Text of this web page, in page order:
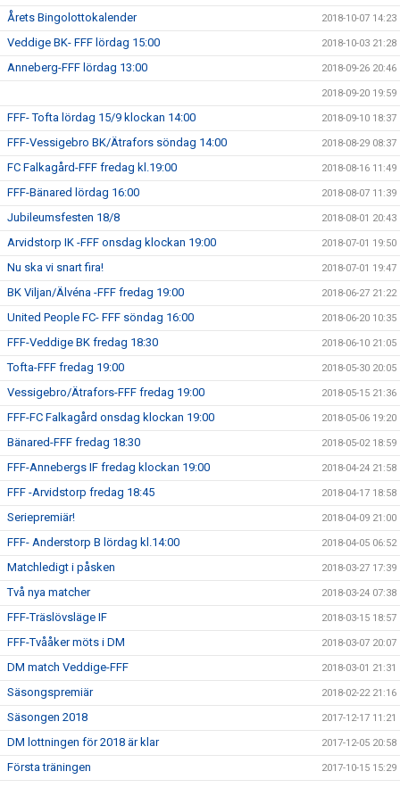
Årets Bingolottokalender 2018-10-07 14:23
Veddige BK- FFF lördag 15:00 2018-10-03 21:28
Anneberg-FFF lördag 13:00 2018-09-26 20:46
2018-09-20 19:59
FFF- Tofta lördag 15/9 klockan 14:00 2018-09-10 18:37
FFF-Vessigebro BK/Ätrafors söndag 14:00 2018-08-29 08:37
FC Falkagård-FFF fredag kl.19:00 2018-08-16 11:49
FFF-Bänared lördag 16:00 2018-08-07 11:39
Jubileumsfesten 18/8 2018-08-01 20:43
Arvidstorp IK -FFF onsdag klockan 19:00 2018-07-01 19:50
Nu ska vi snart fira! 2018-07-01 19:47
BK Viljan/Älvéna -FFF fredag 19:00 2018-06-27 21:22
United People FC- FFF söndag 16:00 2018-06-20 10:35
FFF-Veddige BK fredag 18:30 2018-06-10 21:05
Tofta-FFF fredag 19:00 2018-05-30 20:05
Vessigebro/Ätrafors-FFF fredag 19:00 2018-05-15 21:36
FFF-FC Falkagård onsdag klockan 19:00 2018-05-06 19:20
Bänared-FFF fredag 18:30 2018-05-02 18:59
FFF-Annebergs IF fredag klockan 19:00 2018-04-24 21:58
FFF -Arvidstorp fredag 18:45 2018-04-17 18:58
Seriepremiär! 2018-04-09 21:00
FFF- Anderstorp B lördag kl.14:00 2018-04-05 06:52
Matchledigt i påsken 2018-03-27 17:39
Två nya matcher 2018-03-24 07:38
FFF-Träslövsläge IF 2018-03-15 18:57
FFF-Tvååker möts i DM 2018-03-07 20:07
DM match Veddige-FFF 2018-03-01 21:31
Säsongspremiär 2018-02-22 21:16
Säsongen 2018 2017-12-17 11:21
DM lottningen för 2018 är klar 2017-12-05 20:58
Första träningen 2017-10-15 15:29